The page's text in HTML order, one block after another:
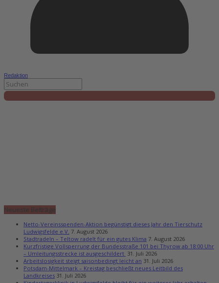
Redaktion
Neueste Beiträge
Netto-Vereinsspenden-Aktion begünstigt dieses Jahr den Tierschutz
Ludwigsfelde e.V. 7. August 2026
Stadtradeln – Teltow radelt für ein gutes Klima 7. August 2026
Kurzfristige Vollsperrung der Bundesstraße 101 bei Thyrow ab 18:00 Uhr
– Umleitungsstrecke ist ausgeschildert 31. Juli 2026
Arbeitslosigkeit steigt saisonbedingt leicht an 31. Juli 2026
Potsdam-Mittelmark – Kreistag beschließt neues Leitbild des
Landkreises 31. Juli 2026